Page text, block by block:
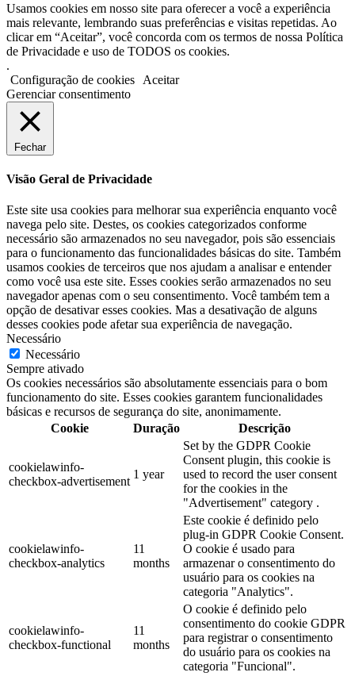
Usamos cookies em nosso site para oferecer a você a experiência
mais relevante, lembrando suas preferências e visitas repetidas. Ao
clicar em “Aceitar”, você concorda com os termos de nossa Política
de Privacidade e uso de TODOS os cookies.
.
Configuração de cookies
Aceitar
Gerenciar consentimento
Fechar
Visão Geral de Privacidade
Este site usa cookies para melhorar sua experiência enquanto você
navega pelo site. Destes, os cookies categorizados conforme
necessário são armazenados no seu navegador, pois são essenciais
para o funcionamento das funcionalidades básicas do site. Também
usamos cookies de terceiros que nos ajudam a analisar e entender
como você usa este site. Esses cookies serão armazenados no seu
navegador apenas com o seu consentimento. Você também tem a
opção de desativar esses cookies. Mas a desativação de alguns
desses cookies pode afetar sua experiência de navegação.
Necessário
Necessário
Sempre ativado
Os cookies necessários são absolutamente essenciais para o bom
funcionamento do site. Esses cookies garantem funcionalidades
básicas e recursos de segurança do site, anonimamente.
Cookie
Duração Descrição
cookielawinfo-
checkbox-advertisement
1 year
Set by the GDPR Cookie
Consent plugin, this cookie is
used to record the user consent
for the cookies in the
"Advertisement" category .
cookielawinfo-
checkbox-analytics
11
months
Este cookie é definido pelo
plug-in GDPR Cookie Consent.
O cookie é usado para
armazenar o consentimento do
usuário para os cookies na
categoria "Analytics".
cookielawinfo-
checkbox-functional
11
months
O cookie é definido pelo
consentimento do cookie GDPR
para registrar o consentimento
do usuário para os cookies na
categoria "Funcional".